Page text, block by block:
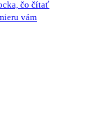
čo čítať
vám